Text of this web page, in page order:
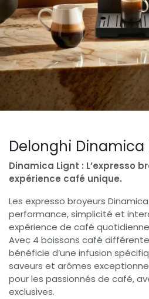
Delonghi Dinamica
Dinamica Lignt : L’expresso
expérience café unique.
Les expresso broyeurs
performance, simplicité et
expérience de café
Avec 4 boissons café
bénéficie d’une infusion
saveurs et arômes
pour les passionnés de café,
exclusives.